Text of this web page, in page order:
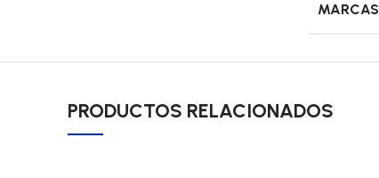
MARCAS
PRODUCTOS RELACIONADOS